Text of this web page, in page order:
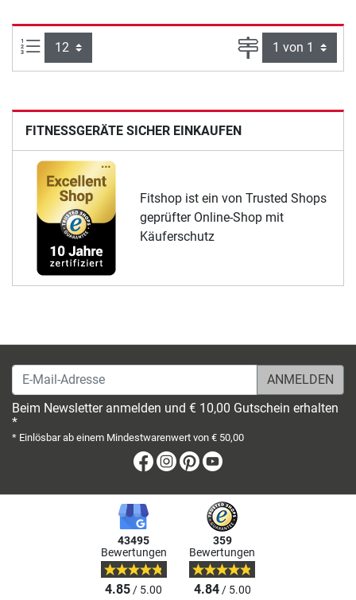
Artikel pro Seite: Seite
FITNESSGERÄTE SICHER EINKAUFEN
Fitshop ist ein von Trusted Shops
geprüfter Online-Shop mit
Käuferschutz
E-Mail-Adresse
Beim Newsletter anmelden und € 10,00 Gutschein erhalten
*
* Einlösbar ab einem Mindestwarenwert von € 50,00
Facebook
Instagram
Pinterest
43495
Bewertungen
4.85/ 5.00
359
Bewertungen
4.84/ 5.00